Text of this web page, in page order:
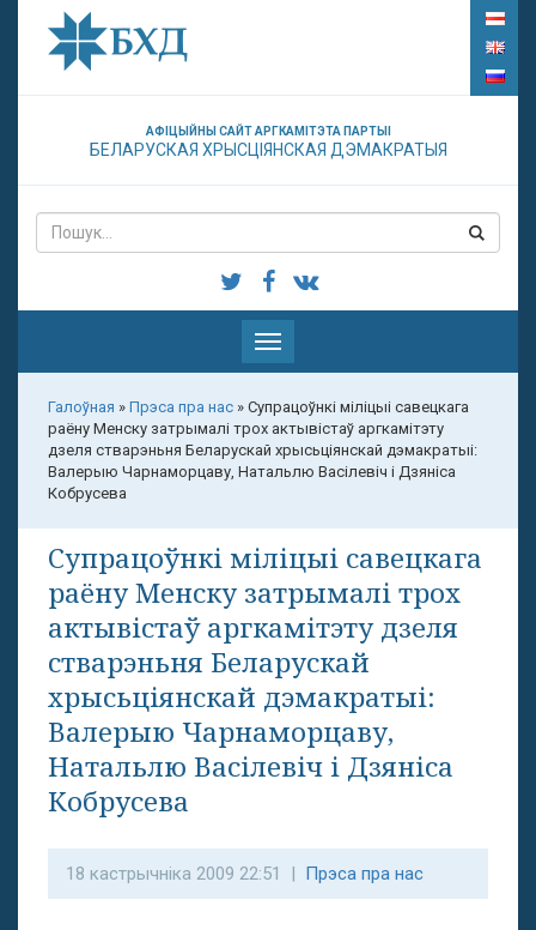
АФІЦЫЙНЫ САЙТ АРГКАМІТЭТА ПАРТЫІ
БЕЛАРУСКАЯ ХРЫСЦІЯНСКАЯ ДЭМАКРАТЫЯ
Паказаць
меню
Галоўная » Прэса пра нас » Супрацоўнкі міліцыі савецкага
раёну Менску затрымалі трох актывістаў аргкамітэту
дзеля стварэньня Беларускай хрысьціянскай дэмакратыі:
Валерыю Чарнаморцаву, Натальлю Васілевіч і Дзяніса
Кобрусева
Супрацоўнкі міліцыі савецкага
раёну Менску затрымалі трох
актывістаў аргкамітэту дзеля
стварэньня Беларускай
хрысьціянскай дэмакратыі:
Валерыю Чарнаморцаву,
Натальлю Васілевіч і Дзяніса
Кобрусева
18 кастрычніка 2009 22:51 | Прэса пра нас